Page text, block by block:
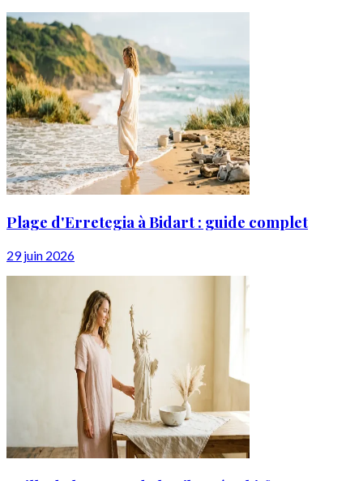
Plage d'Erretegia à Bidart : guide complet
29 juin 2026